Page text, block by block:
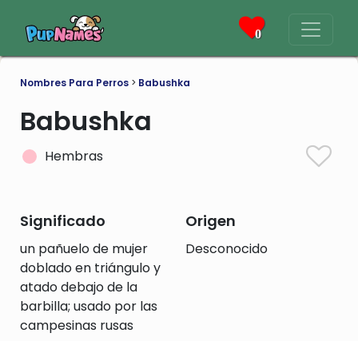
0
Nombres Para Perros > Babushka
Babushka
Hembras
Significado
un pañuelo de mujer
doblado en triángulo y
atado debajo de la
barbilla; usado por las
campesinas rusas
Origen
Desconocido